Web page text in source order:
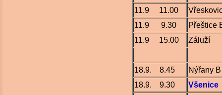
11.9 11.00
11.9 9.30
Přeštice
11.9 15.00
Záluží
18.9. 8.45
Nýřany B
18.9. 9.30
Všenice